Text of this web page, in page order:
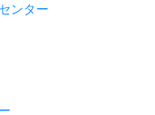
ンター